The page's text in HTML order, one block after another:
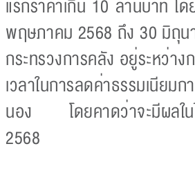
แรกราคาเกิน 10 ล้านบาท โ
พฤษภาคม 2568 ถึง 30 มิถุน
กระทรวงการคลัง อยู่ระหว่า
เวลาในการลดค่าธรรมเนียมก
นอง โดยคาดว่าจะมีผลใน
2568